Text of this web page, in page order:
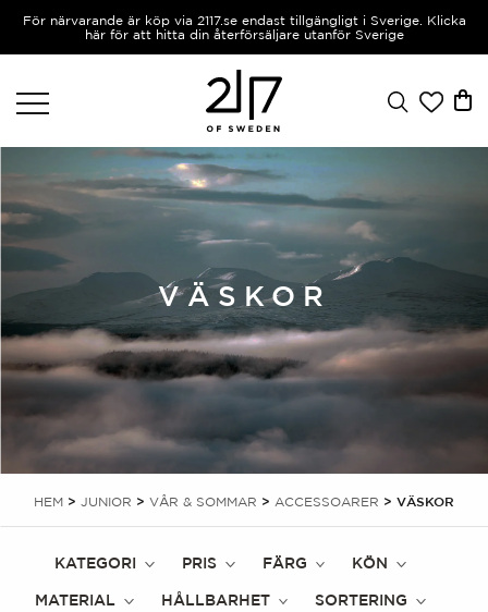
För närvarande är köp via 2117.se endast tillgängligt i Sverige. Klicka
här för att hitta din återförsäljare utanför Sverige
VÄSKOR
HEM > JUNIOR > VÅR & SOMMAR > ACCESSOARER > VÄSKOR
KATEGORI PRIS FÄRG KÖN
MATERIAL HÅLLBARHET SORTERING